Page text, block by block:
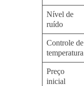
Nível de
ruído
Controle de
temperatura
Preço
inicial